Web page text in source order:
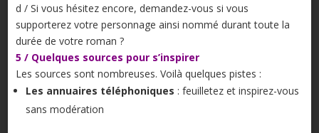
d / Si vous hésitez encore, demandez-vous si vous
supporterez votre personnage ainsi nommé durant toute la
durée de votre roman ?
5 / Quelques sources pour s’inspirer
Les sources sont nombreuses. Voilà quelques pistes :
Les annuaires téléphoniques : feuilletez et inspirez-vous
sans modération